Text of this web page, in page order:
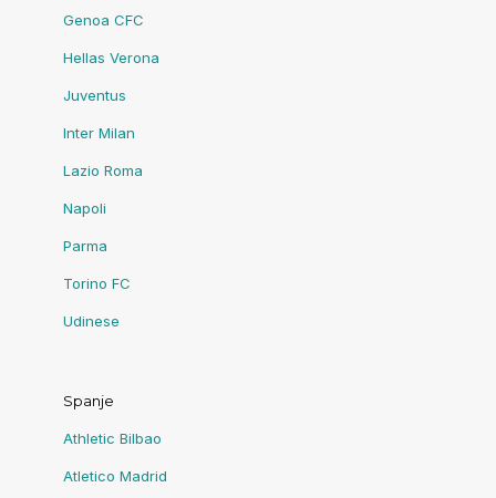
Genoa CFC
Hellas Verona
Juventus
Inter Milan
Lazio Roma
Napoli
Parma
Torino FC
Udinese
Spanje
Athletic Bilbao
Atletico Madrid